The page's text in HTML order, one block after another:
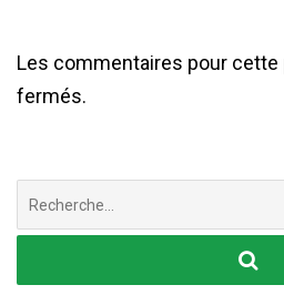
Les commentaires pour
fermés.